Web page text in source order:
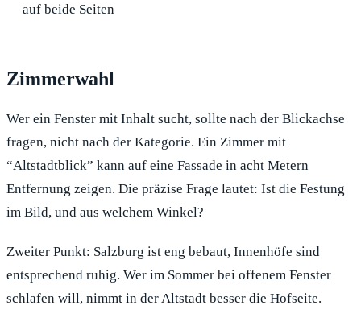
auf beide Seiten
Zimmerwahl
Wer ein Fenster mit Inhalt sucht, sollte nach der Blickachse
fragen, nicht nach der Kategorie. Ein Zimmer mit
“Altstadtblick” kann auf eine Fassade in acht Metern
Entfernung zeigen. Die präzise Frage lautet: Ist die Festung
im Bild, und aus welchem Winkel?
Zweiter Punkt: Salzburg ist eng bebaut, Innenhöfe sind
entsprechend ruhig. Wer im Sommer bei offenem Fenster
schlafen will, nimmt in der Altstadt besser die Hofseite.